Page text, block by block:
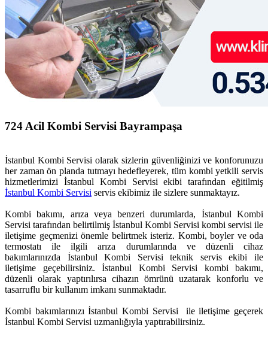
724 Acil Kombi Servisi Bayrampaşa
İstanbul Kombi Servisi olarak sizlerin güvenliğinizi ve konforunuzu
her zaman ön planda tutmayı hedefleyerek, tüm kombi yetkili servis
hizmetlerimizi İstanbul Kombi Servisi ekibi tarafından eğitilmiş
İstanbul Kombi Servisi servis ekibimiz ile sizlere sunmaktayız.
Kombi bakımı, arıza veya benzeri durumlarda, İstanbul Kombi
Servisi tarafından belirtilmiş İstanbul Kombi Servisi kombi servisi ile
iletişime geçmenizi önemle belirtmek isteriz. Kombi, boyler ve oda
termostatı ile ilgili arıza durumlarında ve düzenli cihaz
bakımlarınızda İstanbul Kombi Servisi teknik servis ekibi ile
iletişime geçebilirsiniz. İstanbul Kombi Servisi kombi bakımı,
düzenli olarak yaptırılırsa cihazın ömrünü uzatarak konforlu ve
tasarruflu bir kullanım imkanı sunmaktadır.
Kombi bakımlarınızı İstanbul Kombi Servisi ile iletişime geçerek
İstanbul Kombi Servisi uzmanlığıyla yaptırabilirsiniz.